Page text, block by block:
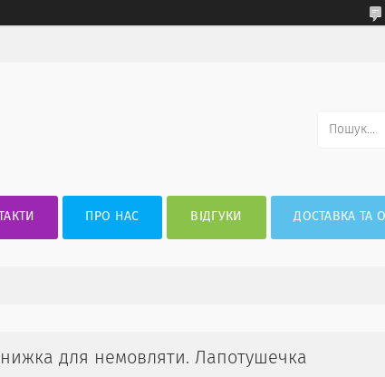
ПРО НАС ВІДГУКИ ДОСТАВКА ТА
для немовляти. Лапотушечка